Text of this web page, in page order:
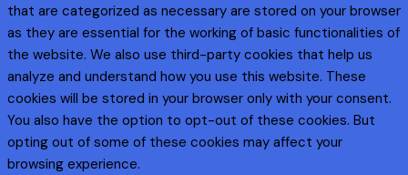
that are categorized as necessary are stored on your browser
as they are essential for the working of basic functionalities of
the website. We also use third-party cookies that help us
analyze and understand how you use this website. These
cookies will be stored in your browser only with your consent.
You also have the option to opt-out of these cookies. But
opting out of some of these cookies may affect your
browsing experience.